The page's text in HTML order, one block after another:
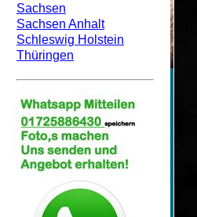
Sachsen
Sachsen Anhalt
Schleswig Holstein
Thüringen